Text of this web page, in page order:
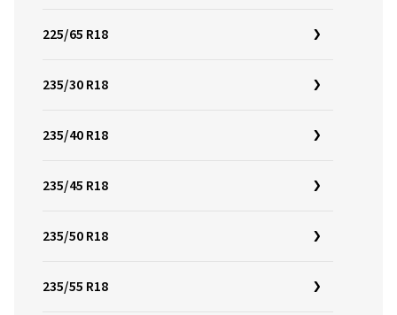
225/65 R18
235/30 R18
235/40 R18
235/45 R18
235/50 R18
235/55 R18